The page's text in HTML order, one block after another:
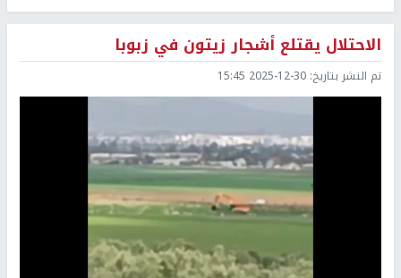
الاحتلال يقتلع أشجار زيتون في زبوبا
تم النشر بتاريخ: 2025-12-30 15:45